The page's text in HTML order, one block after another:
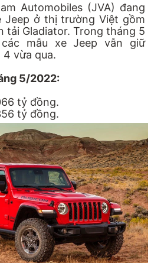
Automobiles (JVA) đang
Jeep ở thị trường Việt gồm
tải Gladiator. Trong tháng 5
mẫu xe Jeep vẫn giữ
vừa qua.
5/2022:
tỷ đồng.
tỷ đồng.